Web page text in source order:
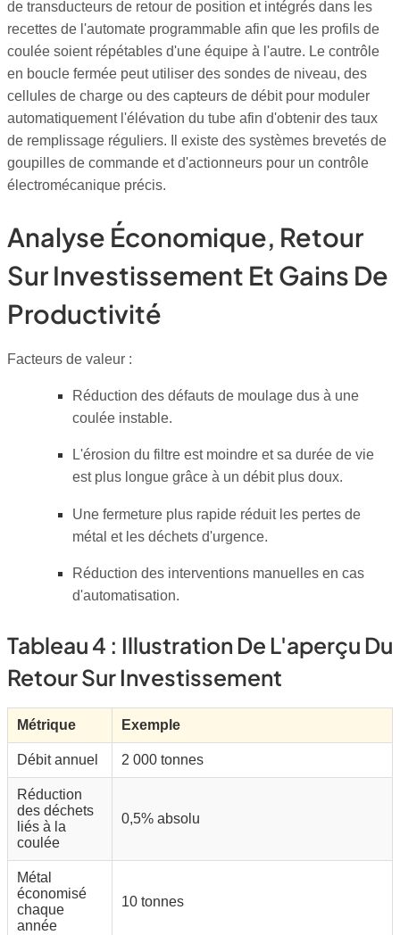
de transducteurs de retour de position et intégrés dans les
recettes de l'automate programmable afin que les profils de
coulée soient répétables d'une équipe à l'autre. Le contrôle
en boucle fermée peut utiliser des sondes de niveau, des
cellules de charge ou des capteurs de débit pour moduler
automatiquement l'élévation du tube afin d'obtenir des taux
de remplissage réguliers. Il existe des systèmes brevetés de
goupilles de commande et d'actionneurs pour un contrôle
électromécanique précis.
Analyse Économique, Retour
Sur Investissement Et Gains De
Productivité
Facteurs de valeur :
Réduction des défauts de moulage dus à une
coulée instable.
L'érosion du filtre est moindre et sa durée de vie
est plus longue grâce à un débit plus doux.
Une fermeture plus rapide réduit les pertes de
métal et les déchets d'urgence.
Réduction des interventions manuelles en cas
d'automatisation.
Tableau 4 : Illustration De L'aperçu Du
Retour Sur Investissement
Métrique Exemple
Débit annuel 2 000 tonnes
Réduction
des déchets
liés à la
coulée
0,5% absolu
Métal
économisé
chaque
année
10 tonnes